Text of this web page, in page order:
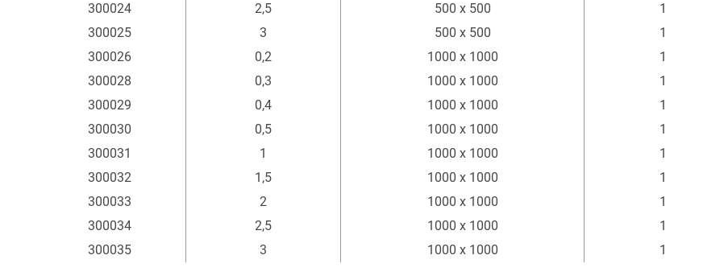
300024
2,5 500 x 500 1
300025
3 500 x 500 1
300026
0,2 1000 x 1000 1
300028
0,3 1000 x 1000 1
300029
0,4 1000 x 1000 1
300030
0,5 1000 x 1000 1
300031
1 1000 x 1000 1
300032
1,5 1000 x 1000 1
300033
2 1000 x 1000 1
300034
2,5 1000 x 1000 1
300035
3 1000 x 1000 1